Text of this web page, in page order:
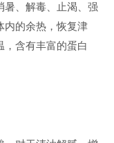
暑、解毒、止渴、强
内的余热，恢复津
，含有丰富的蛋白